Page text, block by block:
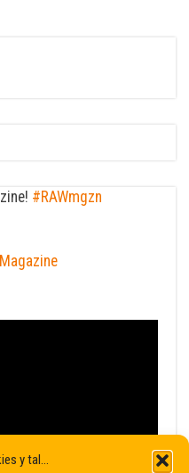
y tal...
#RAWmgzn